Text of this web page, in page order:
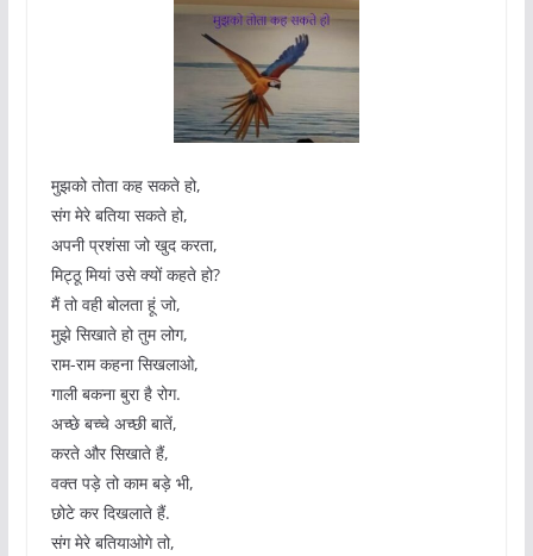
मुझको तोता कह सकते हो,
संग मेरे बतिया सकते हो,
अपनी प्रशंसा जो खुद करता,
मिट्ठू मियां उसे क्यों कहते हो?
मैं तो वही बोलता हूं जो,
मुझे सिखाते हो तुम लोग,
राम-राम कहना सिखलाओ,
गाली बकना बुरा है रोग.
अच्छे बच्चे अच्छी बातें,
करते और सिखाते हैं,
वक्त पड़े तो काम बड़े भी,
छोटे कर दिखलाते हैं.
संग मेरे बतियाओगे तो,